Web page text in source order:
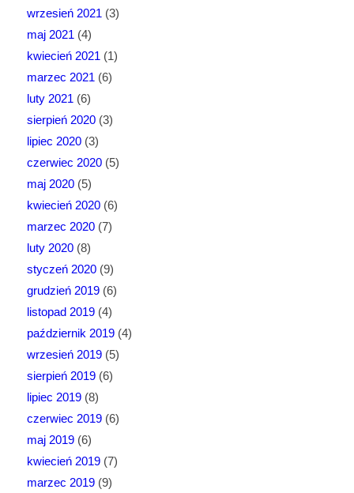
wrzesień 2021 (3)
maj 2021 (4)
kwiecień 2021 (1)
marzec 2021 (6)
luty 2021 (6)
sierpień 2020(3)
lipiec 2020(3)
czerwiec 2020(5)
maj 2020(5)
kwiecień 2020(6)
marzec 2020(7)
luty 2020(8)
styczeń 2020(9)
grudzień 2019(6)
listopad 2019(4)
październik 2019(4)
wrzesień 2019(5)
sierpień 2019(6)
lipiec 2019(8)
czerwiec 2019(6)
maj 2019(6)
kwiecień 2019(7)
marzec 2019(9)